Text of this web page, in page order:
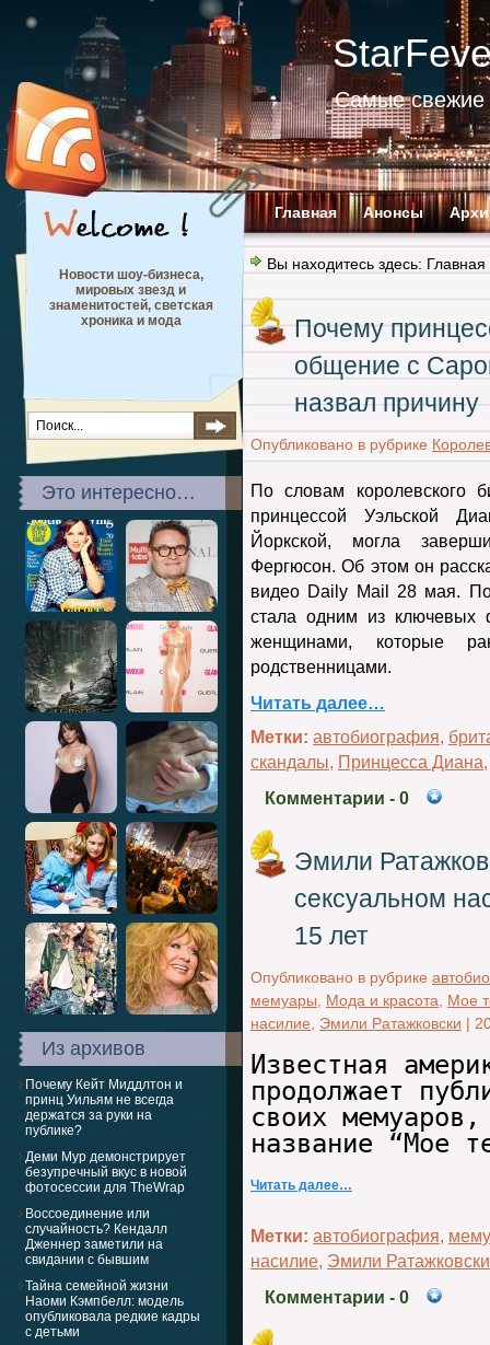
Самые свежие
Главная Анонсы
Новости шоу-бизнеса,
мировых звезд и
знаменитостей, светская
хроника и мода
Это интересно…
Из архивов
Почему Кейт Миддлтон и
принц Уильям не всегда
держатся за руки на
публике?
Деми Мур демонстрирует
безупречный вкус в новой
фотосессии для TheWrap
Воссоединение или
случайность? Кендалл
Дженнер заметили на
свидании с бывшим
Тайна семейной жизни
Наоми Кэмпбелл: модель
опубликовала редкие кадры
с детьми
Вы находитесь здесь: Главная
Почему
общение с
назвал причину
Опубликовано в рубрике
По словам королевского
принцессой Уэльской
Йоркской, могла
Фергюсон. Об этом он
видео Daily Mail 28 мая.
стала одним из ключевых
женщинами, которые
родственницами.
Читать далее…
Метки: автобиография,
скандалы, Принцесса Диана
Комментарии - 0
Эмили
сексуальном
15 лет
Опубликовано в рубрике
мемуары
Мода и красота
Мое
насилие
Эмили Ратажковски |
Известная
продолжает
своих
название “Мое
Читать далее…
Метки: автобиография,
насилие, Эмили Ратажковски
Комментарии - 0